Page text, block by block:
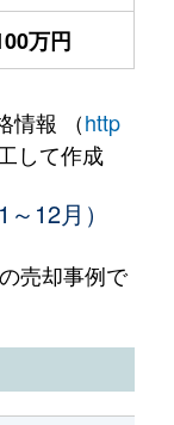
万円
情報 （http
して作成
12月）
売却事例で